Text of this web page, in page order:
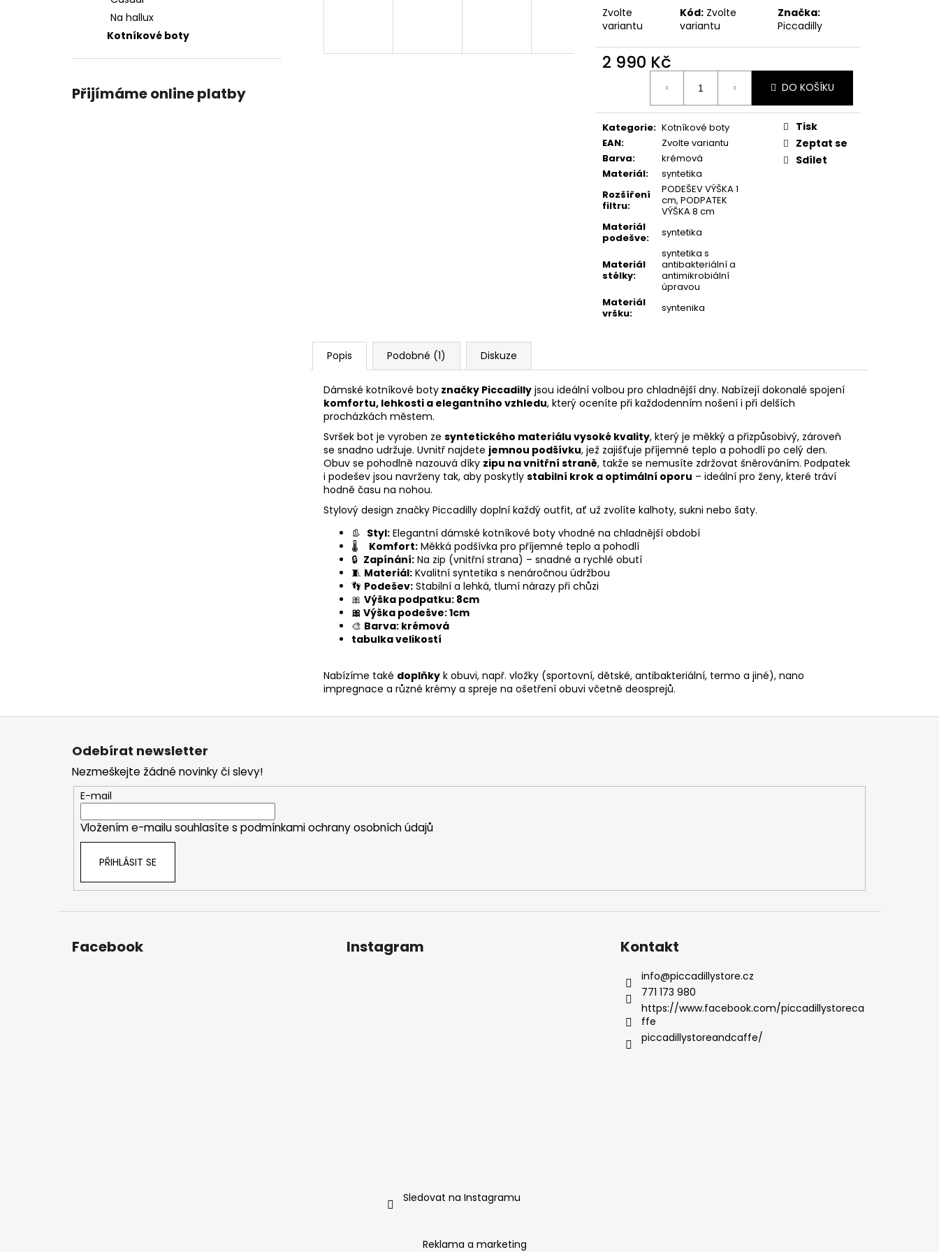
Na hallux
Kotníkové boty
Přijímáme online platby
Zvolte
variantu
Kód: Zvolte
variantu
Značka:
Piccadilly
2 990 Kč
DO KOŠÍKU
Kategorie: Kotníkové boty
EAN:
Zvolte variantu
Barva:
krémová
Materiál:
syntetika
Rozšíření
filtru:
PODEŠEV VÝŠKA 1
cm, PODPATEK
VÝŠKA 8 cm
Materiál
podešve: syntetika
Materiál
stélky:
syntetika s
antibakteriální a
antimikrobiální
úpravou
Materiál
vršku: syntenika
Tisk
Zeptat se
Sdílet
Popis Podobné (1) Diskuze
Dámské kotníkové boty značky Piccadilly jsou ideální volbou pro chladnější dny. Nabízejí dokonalé spojení
komfortu, lehkosti a elegantního vzhledu, který oceníte při každodenním nošení i při delších
procházkách městem.
Svršek bot je vyroben ze syntetického materiálu vysoké kvality, který je měkký a přizpůsobivý, zároveň
se snadno udržuje. Uvnitř najdete jemnou podšívku, jež zajišťuje příjemné teplo a pohodlí po celý den.
Obuv se pohodlně nazouvá díky zipu na vnitřní straně, takže se nemusíte zdržovat šněrováním. Podpatek
i podešev jsou navrženy tak, aby poskytly stabilní krok a optimální oporu – ideální pro ženy, které tráví
hodně času na nohou.
Stylový design značky Piccadilly doplní každý outfit, ať už zvolíte kalhoty, sukni nebo šaty.
👢 Styl: Elegantní dámské kotníkové boty vhodné na chladnější období
🌡️ Komfort: Měkká podšívka pro příjemné teplo a pohodlí
🔒 Zapínání: Na zip (vnitřní strana) – snadné a rychlé obutí
🧵 Materiál: Kvalitní syntetika s nenáročnou údržbou
👣 Podešev: Stabilní a lehká, tlumí nárazy při chůzi
🎀 Výška podpatku: 8cm
🎀 Výška podešve: 1cm
🎨 Barva: krémová
tabulka velikostí
Nabízíme také doplňky k obuvi, např. vložky (sportovní, dětské, antibakteriální, termo a jiné), nano
impregnace a různé krémy a spreje na ošetření obuvi včetně deosprejů.
PICCADILLY DÁMSKÉ LODIČKY 160055-
147 KRÉMOVÉ
1 990 Kč
KOZAČKY 119013-6 ČERNÉ
1 790 Kč
Z
Odebírat newsletter
Nezmeškejte žádné novinky či slevy!
E-mail
Vložením e-mailu souhlasíte s podmínkami ochrany osobních údajů
PŘIHLÁSIT SE
Facebook Instagram
Sledovat na Instagramu
Kontakt
info@piccadillystore.cz
771 173 980
https://www.facebook.com/piccadillystoreca
ffe
piccadillystoreandcaffe/
Reklama a marketing